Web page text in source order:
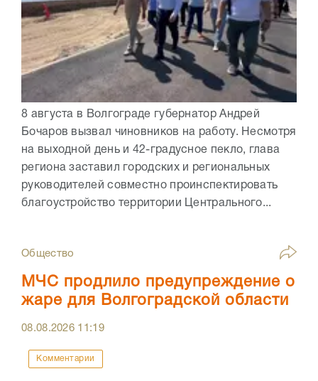
8 августа в Волгограде губернатор Андрей
Бочаров вызвал чиновников на работу. Несмотря
на выходной день и 42-градусное пекло, глава
региона заставил городских и региональных
руководителей совместно проинспектировать
благоустройство территории Центрального...
Общество
МЧС продлило предупреждение о
жаре для Волгоградской области
08.08.2026 11:19
Комментарии